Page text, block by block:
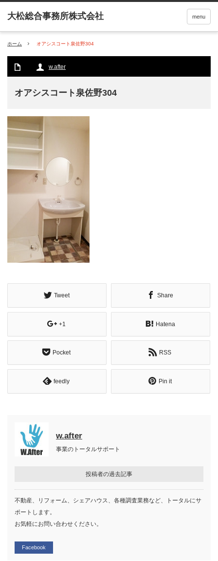
menu
ホーム オアシスコート泉佐野304
w.after
オアシスコート泉佐野304
Tweet Share
+1 Hatena
Pocket RSS
feedly Pin it
w.after
事業のトータルサポート
投稿者の過去記事
不動産、リフォーム、シェアハウス、各種調査業務など、トータルにサ
ポートします。
お気軽にお問い合わせください。
Facebook